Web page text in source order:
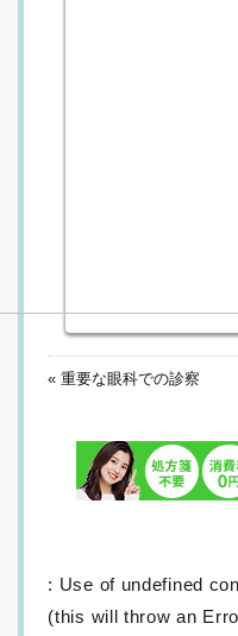
«重要な眼科での診察
: Use of undefined
(this will throw an